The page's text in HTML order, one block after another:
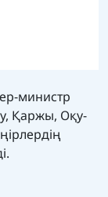
министр
Қаржы, Оқу-